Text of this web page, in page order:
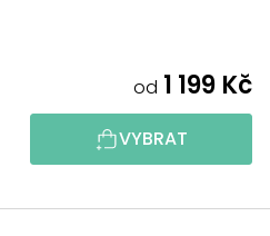
od 1 199 Kč
VYBRAT